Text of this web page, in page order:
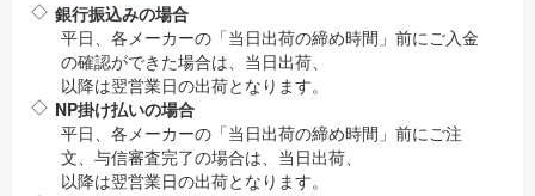
銀行振込みの場合
平日、各メーカーの「当日出荷の締め時間」前にご入金
の確認ができた場合は、当日出荷、
以降は翌営業日の出荷となります。
NP掛け払いの場合
平日、各メーカーの「当日出荷の締め時間」前にご注
文、与信審査完了の場合は、当日出荷、
以降は翌営業日の出荷となります。